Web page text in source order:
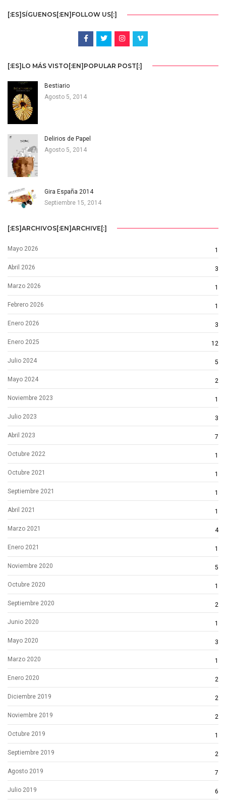
[:ES]SÍGUENOS[:EN]FOLLOW US[:]
[:ES]LO MÁS VISTO[:EN]POPULAR POST[:]
Bestiario
Agosto 5, 2014
Delirios de Papel
Agosto 5, 2014
Gira España 2014
Septiembre 15, 2014
[:ES]ARCHIVOS[:EN]ARCHIVE[:]
Mayo 2026 1
Abril 2026 3
Marzo 2026 1
Febrero 2026 1
Enero 2026 3
Enero 2025 12
Julio 2024 5
Mayo 2024 2
Noviembre 2023 1
Julio 2023 3
Abril 2023 7
Octubre 2022 1
Octubre 2021 1
Septiembre 2021 1
Abril 2021 1
Marzo 2021 4
Enero 2021 1
Noviembre 2020 5
Octubre 2020 1
Septiembre 2020 2
Junio 2020 1
Mayo 2020 3
Marzo 2020 1
Enero 2020 2
Diciembre 2019 2
Noviembre 2019 2
Octubre 2019 1
Septiembre 2019 2
Agosto 2019 7
Julio 2019 6